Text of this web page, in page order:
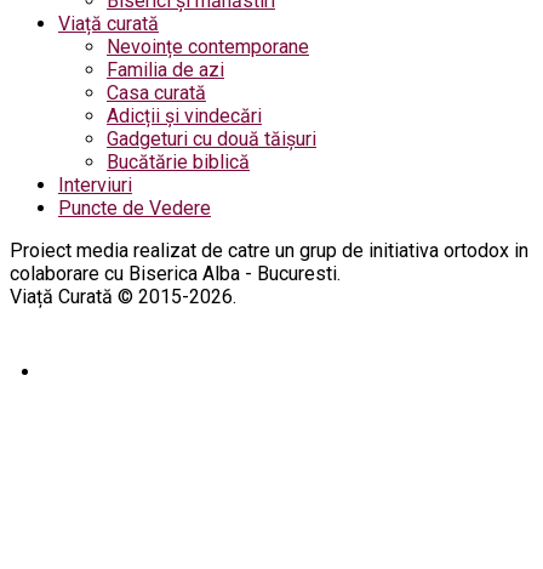
Viață curată
Nevoințe contemporane
Familia de azi
Casa curată
Adicții și vindecări
Gadgeturi cu două tăișuri
Bucătărie biblică
Interviuri
Puncte de Vedere
Proiect media realizat de catre un grup de initiativa ortodox in
colaborare cu Biserica Alba - Bucuresti.
Viață Curată © 2015-2026.